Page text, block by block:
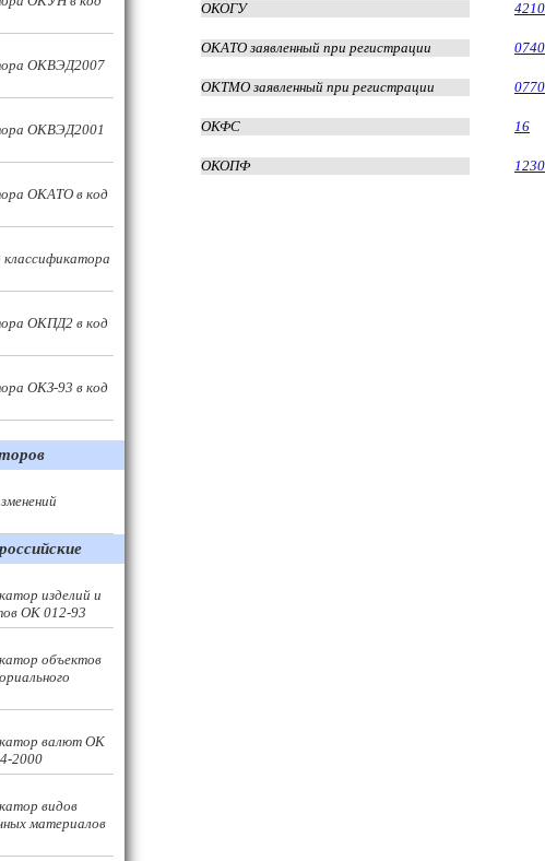
ОКОГУ
ОКАТО заявленный при регистрации
ОКТМО заявленный при регистрации
ОКФС 16
ОКОПФ
ОКВЭД2007
ОКВЭД2001
ОКАТО в код
ОКПД2 в код
ОКЗ-93 в код
изделий и
ОК 012-93
объектов
валют ОК
2000
видов
материалов